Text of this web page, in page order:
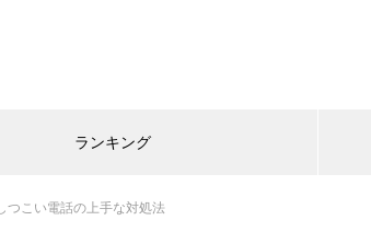
ランキング
つこい電話の上手な対処法